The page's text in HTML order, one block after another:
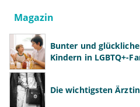
Magazin
Bunter und
Kindern in LGBTQ+-
Die wichtigsten